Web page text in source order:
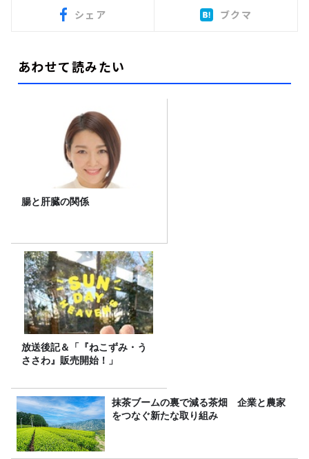
シェア ブクマ
あわせて読みたい
腸と肝臓の関係
放送後記＆「『ねこずみ・う
ささわ』販売開始！」
抹茶ブームの裏で減る茶畑 企業と農家
をつなぐ新たな取り組み